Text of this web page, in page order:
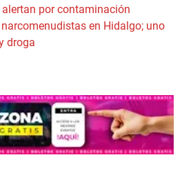
por contaminación
en Hidalgo; uno
droga